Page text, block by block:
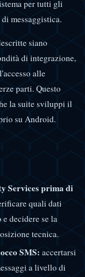
per tutti gli
messaggistica.
siano
di integrazione,
alle
parti. Questo
la suite sviluppi il
su Android.
Services prima di
quali dati
decidere se la
tecnica.
SMS:accertarsi
a livello di